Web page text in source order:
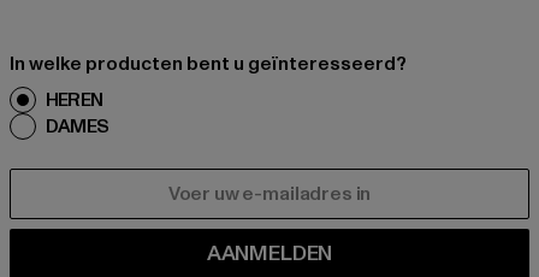
In welke producten bent u geïnteresseerd?
HEREN
DAMES
AANMELDEN